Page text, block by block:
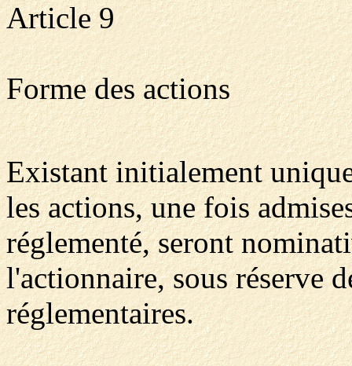
Article 9
Forme des actions
Existant initialement
les actions, une fois
réglementé, seront
l'actionnaire, sous réserve
réglementaires.